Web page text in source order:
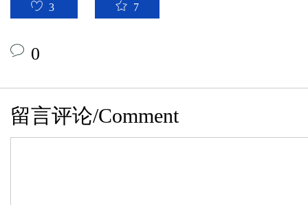
3 7
0
留言评论/Comment